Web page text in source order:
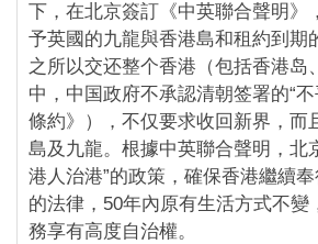
下，在北京簽訂《中英聯合聲明》
予英國的九龍與香港島和租約到
之所以交还整个香港（包括香港
中，中国政府不承認清朝签署的“
條約》），不仅要求收回新界，
島及九龍。根據中英聯合聲明，北
港人治港”的政策，確保香港繼續
的法律，50年內原有生活方式不
務享有高度自治權。